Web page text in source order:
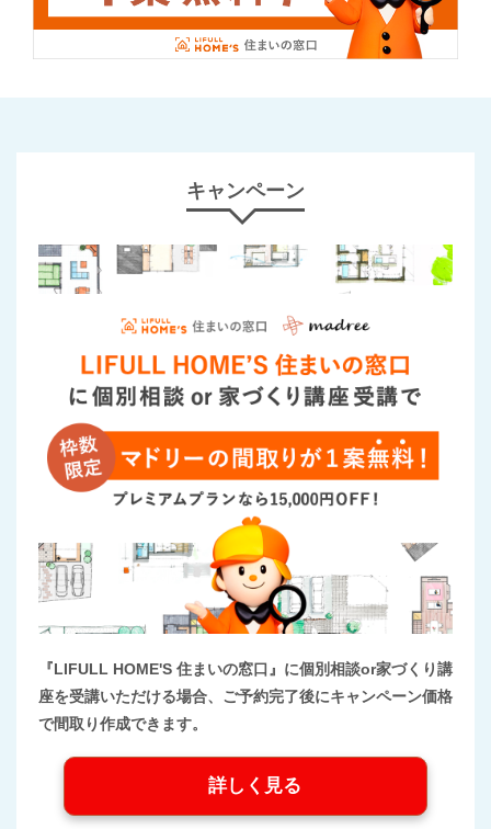
キャンペーン
『LIFULL HOME'S 住まいの窓口』に個別相談or家づくり講
座を受講いただける場合、ご予約完了後にキャンペーン価格
で間取り作成できます。
詳しく見る